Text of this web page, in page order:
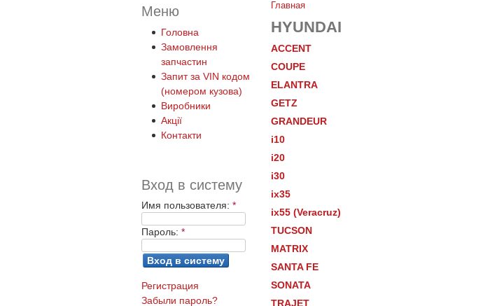
Меню
Головна
Замовлення
запчастин
Запит за VIN кодом
(номером кузова)
Виробники
Акції
Контакти
Вход в систему
Имя пользователя: *
Пароль: *
Регистрация
Забыли пароль?
Главная
HYUNDAI
ACCENT
COUPE
ELANTRA
GETZ
GRANDEUR
i10
i20
i30
ix35
ix55 (Veracruz)
TUCSON
MATRIX
SANTA FE
SONATA
TRAJET